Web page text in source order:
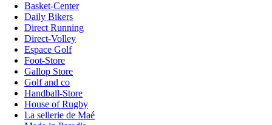
Basket-Center
Daily Bikers
Direct Running
Direct-Volley
Espace Golf
Foot-Store
Gallop Store
Golf and co
Handball-Store
House of Rugby
La sellerie de Maé